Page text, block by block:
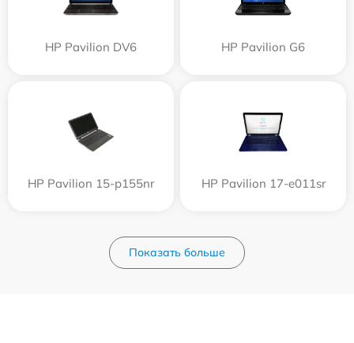
HP Pavilion DV6 HP Pavilion G6
HP Pavilion 15-p155nr HP Pavilion 17-e011sr
Показать больше